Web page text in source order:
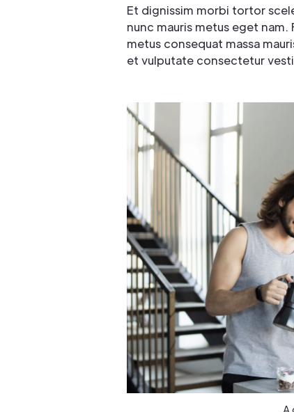
Et dignissim morbi tortor
nunc mauris metus eget nam.
metus consequat massa
et vulputate consectetur
A